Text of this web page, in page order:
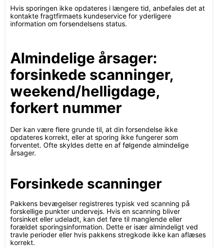
Hvis sporingen ikke opdateres i længere tid, anbefales det at
kontakte fragtfirmaets kundeservice for yderligere
information om forsendelsens status.
Almindelige årsager:
forsinkede scanninger,
weekend/helligdage,
forkert nummer
Der kan være flere grunde til, at din forsendelse ikke
opdateres korrekt, eller at sporing ikke fungerer som
forventet. Ofte skyldes dette en af følgende almindelige
årsager.
Forsinkede scanninger
Pakkens bevægelser registreres typisk ved scanning på
forskellige punkter undervejs. Hvis en scanning bliver
forsinket eller udeladt, kan det føre til manglende eller
forældet sporingsinformation. Dette er især almindeligt ved
travle perioder eller hvis pakkens stregkode ikke kan aflæses
korrekt.